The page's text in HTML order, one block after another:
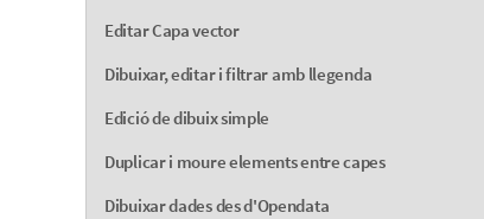
Editar Capa vector
Dibuixar, editar i filtrar amb llegenda
Edició de dibuix simple
Duplicar i moure elements entre capes
Dibuixar dades des d'Opendata